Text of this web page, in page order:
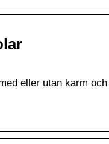
eller utan karm och